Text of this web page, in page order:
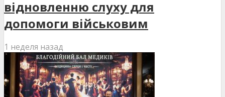
відновленню слуху для
допомоги військовим
1 неделя назад